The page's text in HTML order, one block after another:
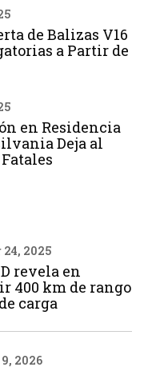
de Balizas V16
a Partir de
en Residencia
Deja al
24, 2025
revela en
400 km de rango
carga
2026